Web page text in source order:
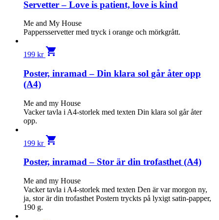
Servetter – Love is patient, love is kind
Me and My House
Pappersservetter med tryck i orange och mörkgrått.
199 kr shopping_cart
Poster, inramad – Din klara sol går åter opp
(A4)
Me and my House
Vacker tavla i A4-storlek med texten Din klara sol går åter
opp.
199 kr shopping_cart
Poster, inramad – Stor är din trofasthet (A4)
Me and my House
Vacker tavla i A4-storlek med texten Den är var morgon ny,
ja, stor är din trofasthet Postern tryckts på lyxigt satin-papper,
190 g.